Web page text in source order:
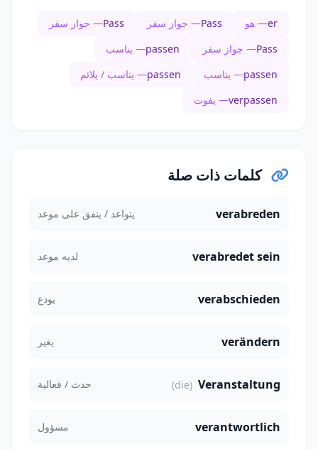
er— هو Pass— جواز سفر Pass— جواز سفر
Pass— جواز سفر passen— يناسب
passen— يناسب passen— يناسب / يلائم
verpassen— يفوت
كلمات ذات صلة
verabreden يتواعد / يتفق على موعد
verabredet sein لديه موعد
verabschieden يودع
verändern يغير
Veranstaltung
(die) حدث / فعالية
verantwortlich مسؤول